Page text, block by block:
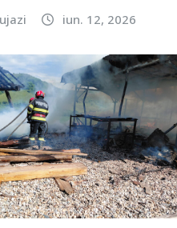
iun. 12, 2026